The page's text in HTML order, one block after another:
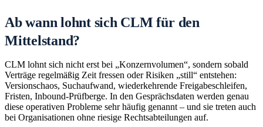
Ab wann lohnt sich CLM für den
Mittelstand?
CLM lohnt sich nicht erst bei „Konzernvolumen“, sondern sobald
Verträge regelmäßig Zeit fressen oder Risiken „still“ entstehen:
Versionschaos, Suchaufwand, wiederkehrende Freigabeschleifen,
Fristen, Inbound-Prüfberge. In den Gesprächsdaten werden genau
diese operativen Probleme sehr häufig genannt – und sie treten auch
bei Organisationen ohne riesige Rechtsabteilungen auf.